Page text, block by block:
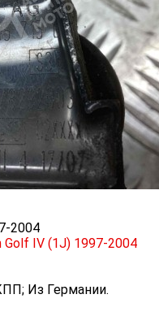
2004
IV (1J) 1997-2004
Из Германии.